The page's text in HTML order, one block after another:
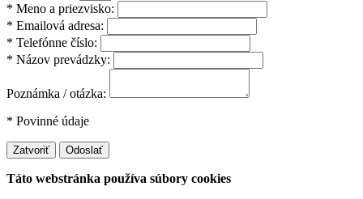
* Meno a priezvisko:
* Emailová adresa:
* Telefónne číslo:
* Názov prevádzky:
Poznámka / otázka:
* Povinné údaje
Zatvoriť Odoslať
Táto webstránka používa súbory cookies